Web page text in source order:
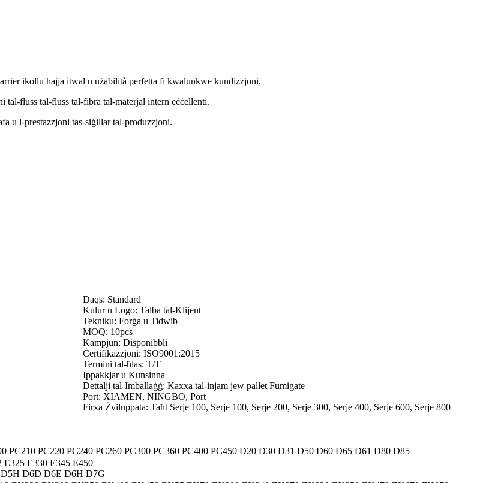
ikollu ħajja itwal u użabilità perfetta fi kwalunkwe kundizzjoni.
fluss tal-fluss tal-fibra tal-materjal intern eċċellenti.
u l-prestazzjoni tas-siġillar tal-produzzjoni.
Daqs: Standard
Kulur u Logo: Talba tal-Klijent
Tekniku: Forġa u Tidwib
MOQ: 10pcs
Kampjun: Disponibbli
Ċertifikazzjoni: ISO9001:2015
Termini tal-ħlas: T/T
Ippakkjar u Kunsinna
Dettalji tal-Imballaġġ: Kaxxa tal-injam jew pallet Fumigate
Port: XIAMEN, NINGBO, Port
Firxa Żviluppata: Taħt Serje 100, Serje 100, Serje 200, Serje 300, Serje 400, Serje 600, Serje 800
PC210 PC220 PC240 PC260 PC300 PC360 PC400 PC450 D20 D30 D31 D50 D60 D65 D61 D80 D85
E325 E330 E345 E450
D6D D6E D6H D7G